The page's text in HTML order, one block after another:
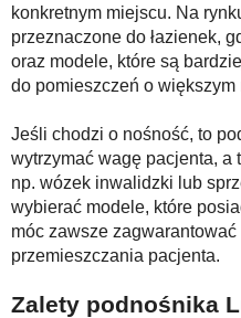
konkretnym miejscu. Na
przeznaczone do łazienek,
oraz modele, które są
do pomieszczeń o większym
Jeśli chodzi o nośność, to
wytrzymać wagę pacjenta, a
np. wózek inwalidzki lub
wybierać modele, które
móc zawsze
przemieszczania pacjenta.
Zalety podnośnika